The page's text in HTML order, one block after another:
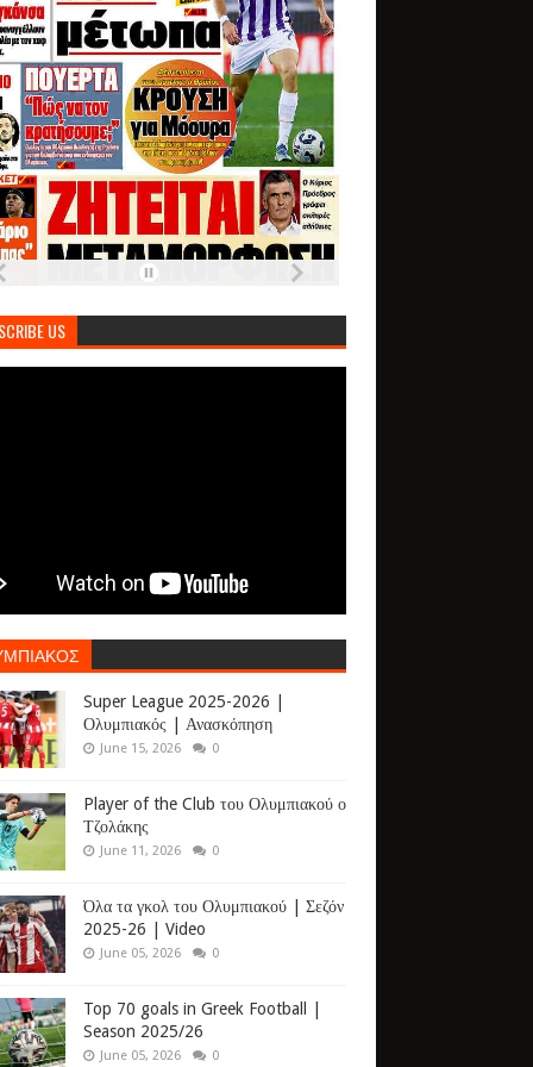
US
Super League 2025-2026 |
Ολυμπιακός | Ανασκόπηση
June 15, 2026 0
Player of the Club του Ολυμπιακού ο
Τζολάκης
June 11, 2026 0
Όλα τα γκολ του Ολυμπιακού | Σεζόν
2025-26 | Video
June 05, 2026 0
Top 70 goals in Greek Football |
Season 2025/26
June 05, 2026 0